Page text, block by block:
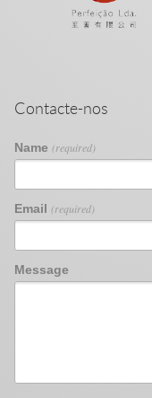
Contacte-nos
Name (required)
Email (required)
Message